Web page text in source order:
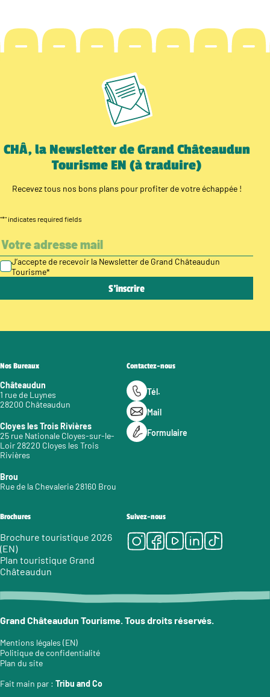
CHÂ, la Newsletter de Grand Châteaudun
Tourisme EN (à traduire)
Recevez tous nos bons plans pour profiter de votre échappée !
"*" indicates required fields
J’accepte de recevoir la Newsletter de Grand Châteaudun
Tourisme*
Nos Bureaux
Châteaudun
1 rue de Luynes
28200 Châteaudun
Cloyes les Trois Rivières
25 rue Nationale Cloyes-sur-le-
Loir 28220 Cloyes les Trois
Rivières
Brou
Rue de la Chevalerie 28160 Brou
Contactez-nous
Tél.
Mail
Formulaire
Brochures
Brochure touristique 2026
(EN)
Plan touristique Grand
Châteaudun
Suivez-nous
Instagram
Facebook
Youtube
LinkedIn
Tiktok
Grand Châteaudun Tourisme. Tous droits réservés.
Mentions légales (EN)
Politique de confidentialité
Plan du site
Fait main par : Tribu and Co